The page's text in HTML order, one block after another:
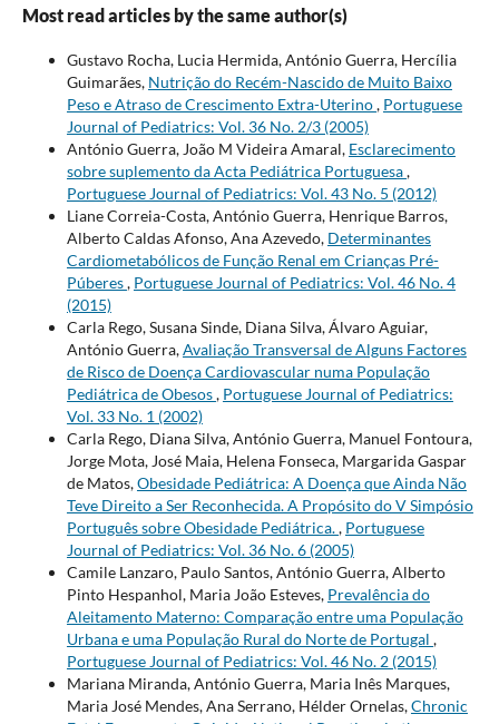
Most read articles by the same author(s)
Gustavo Rocha, Lucia Hermida, António Guerra, Hercília
Guimarães, Nutrição do Recém-Nascido de Muito Baixo
Peso e Atraso de Crescimento Extra-Uterino, Portuguese
Journal of Pediatrics: Vol. 36 No. 2/3 (2005)
António Guerra, João M Videira Amaral, Esclarecimento
sobre suplemento da Acta Pediátrica Portuguesa,
Portuguese Journal of Pediatrics: Vol. 43 No. 5 (2012)
Liane Correia-Costa, António Guerra, Henrique Barros,
Alberto Caldas Afonso, Ana Azevedo, Determinantes
Cardiometabólicos de Função Renal em Crianças Pré-
Púberes, Portuguese Journal of Pediatrics: Vol. 46 No. 4
(2015)
Carla Rego, Susana Sinde, Diana Silva, Álvaro Aguiar,
António Guerra,Avaliação Transversal de Alguns Factores
de Risco de Doença Cardiovascular numa População
Pediátrica de Obesos, Portuguese Journal of Pediatrics:
Vol. 33 No. 1 (2002)
Carla Rego, Diana Silva, António Guerra, Manuel Fontoura,
Jorge Mota, José Maia, Helena Fonseca, Margarida Gaspar
de Matos,Obesidade Pediátrica: A Doença que Ainda Não
Teve Direito a Ser Reconhecida. A Propósito do V Simpósio
Português sobre Obesidade Pediátrica., Portuguese
Journal of Pediatrics: Vol. 36 No. 6 (2005)
Camile Lanzaro, Paulo Santos, António Guerra, Alberto
Pinto Hespanhol, Maria João Esteves, Prevalência do
Aleitamento Materno: Comparação entre uma População
Urbana e uma População Rural do Norte de Portugal ,
Portuguese Journal of Pediatrics: Vol. 46 No. 2 (2015)
Mariana Miranda, António Guerra, Maria Inês Marques,
Maria José Mendes, Ana Serrano, Hélder Ornelas,Chronic